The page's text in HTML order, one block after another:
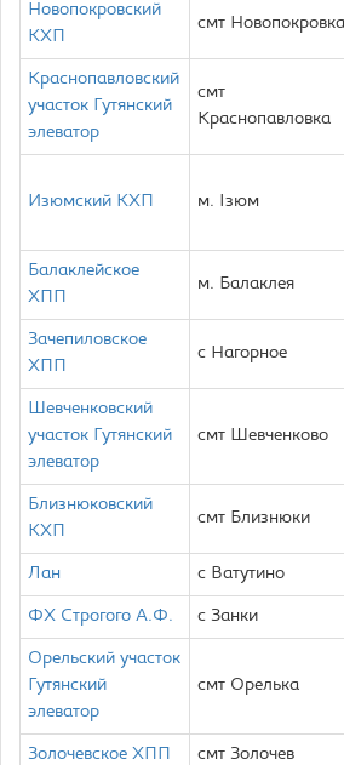
Новопокровский
КХП
смт Новопокровка
Краснопавловский
участок Гутянский
элеватор
смт
Краснопавловка
Изюмский КХП м. Ізюм
Балаклейское
ХПП
м. Балаклея
Зачепиловское
ХПП
с Нагорное
Шевченковский
участок Гутянский
элеватор
смт Шевченково
Близнюковский
КХП
смт Близнюки
Лан с Ватутино
ФХ Строгого А.Ф. с Занки
Орельский участок
Гутянский
элеватор
смт Орелька
Золочевское ХПП смт Золочев